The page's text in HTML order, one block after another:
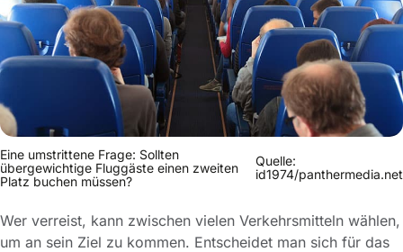
Eine umstrittene Frage: Sollten
übergewichtige Fluggäste einen zweiten
Platz buchen müssen?
Quelle:
id1974/panthermedia.net
Wer verreist, kann zwischen vielen Verkehrsmitteln wählen,
um an sein Ziel zu kommen. Entscheidet man sich für das